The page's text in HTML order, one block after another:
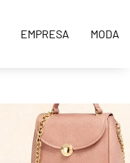
EMPRESA MODA